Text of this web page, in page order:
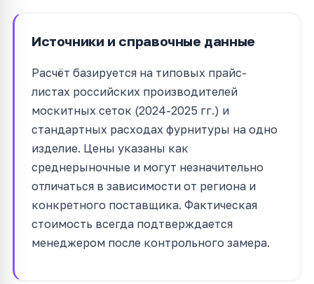
Источники и справочные данные
Расчёт базируется на типовых прайс-
листах российских производителей
москитных сеток (2024-2025 гг.) и
стандартных расходах фурнитуры на одно
изделие. Цены указаны как
среднерыночные и могут незначительно
отличаться в зависимости от региона и
конкретного поставщика. Фактическая
стоимость всегда подтверждается
менеджером после контрольного замера.